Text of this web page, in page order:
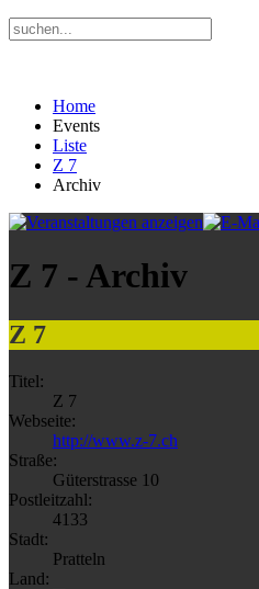
Home
Events
Liste
Z 7
Archiv
Z 7 - Archiv
Z 7
Titel:
Z 7
Webseite:
http://www.z-7.ch
Straße:
Güterstrasse 10
Postleitzahl:
4133
Stadt:
Pratteln
Land: